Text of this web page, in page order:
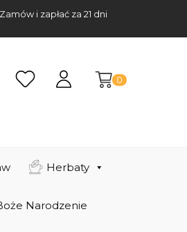
Zamów i zapłać za 21 dni
0
Herbaty
Narodzenie